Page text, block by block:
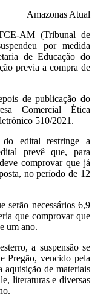
Amazonas Atual
AM (Tribunal de
por medida
de Educação do
previa a compra de
de publicação do
Comercial Ética
510/2021.
edital restringe a
prevê que, para
comprovar que já
no período de 12
serão necessários 6,9
que comprovar que
um ano.
a suspensão se
Pregão, vencido pela
de materiais
literaturas e diversas